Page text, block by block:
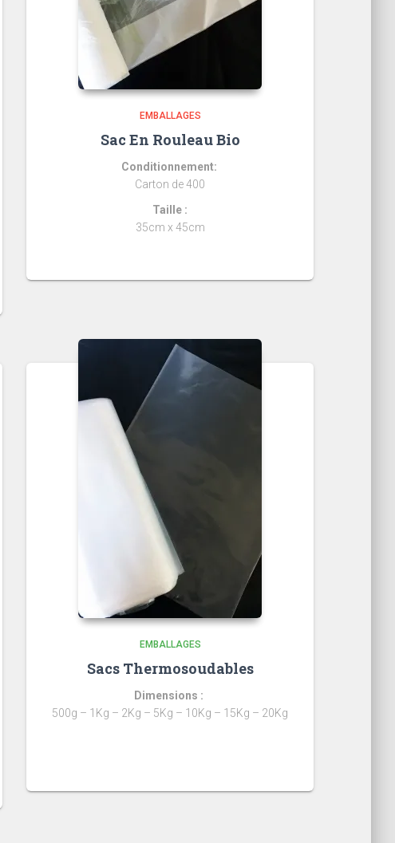
EMBALLAGES
Sac En Rouleau Bio
Conditionnement:
Carton de 400
Taille :
35cm x 45cm
EMBALLAGES
Sacs Thermosoudables
Dimensions :
500g – 1Kg – 2Kg – 5Kg – 10Kg – 15Kg – 20Kg